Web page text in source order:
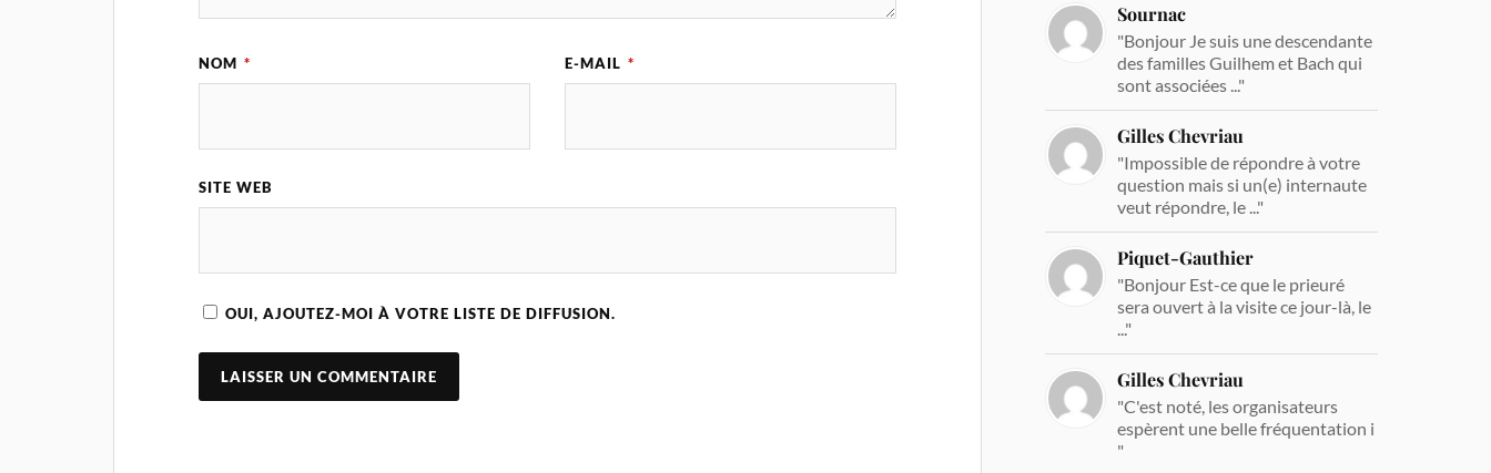
NOM * E-MAIL *
SITE WEB
OUI, AJOUTEZ-MOI À VOTRE LISTE DE DIFFUSION.
Sournac
"Bonjour Je suis une descendante
des familles Guilhem et Bach qui
sont associées ..."
Gilles Chevriau
"Impossible de répondre à votre
question mais si un(e) internaute
veut répondre, le ..."
Piquet-Gauthier
"Bonjour Est-ce que le prieuré
sera ouvert à la visite ce jour-là, le
..."
Gilles Chevriau
"C'est noté, les organisateurs
espèrent une belle fréquentation i
"